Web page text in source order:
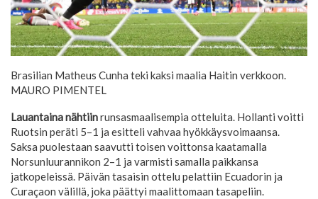
Brasilian Matheus Cunha teki kaksi maalia Haitin verkkoon.
MAURO PIMENTEL
Lauantaina nähtiinrunsasmaalisempia otteluita. Hollanti voitti
Ruotsin peräti 5–1 ja esitteli vahvaa hyökkäysvoimaansa.
Saksa puolestaan saavutti toisen voittonsa kaatamalla
Norsunluurannikon 2–1 ja varmisti samalla paikkansa
jatkopeleissä. Päivän tasaisin ottelu pelattiin Ecuadorin ja
Curaçaon välillä, joka päättyi maalittomaan tasapeliin.